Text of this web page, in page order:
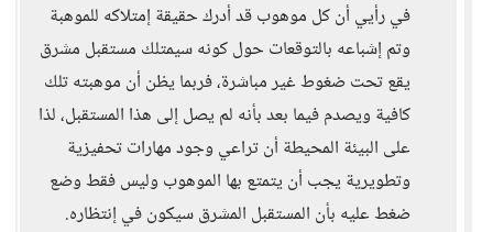
في رأيي أن كل موهوب قد أدرك حقيقة إمتلاكه للموهبة
وتم إشباعه بالتوقعات حول كونه سيمتلك مستقبل مشرق
يقع تحت ضغوط غير مباشرة، فربما يظن أن موهبته تلك
كافية ويصدم فيما بعد بأنه لم يصل إلى هذا المستقبل، لذا
على البيئة المحيطة أن تراعي وجود مهارات تحفيزية
وتطويرية يجب أن يتمتع بها الموهوب وليس فقط وضع
ضغط عليه بأن المستقبل المشرق سيكون في إنتظاره.